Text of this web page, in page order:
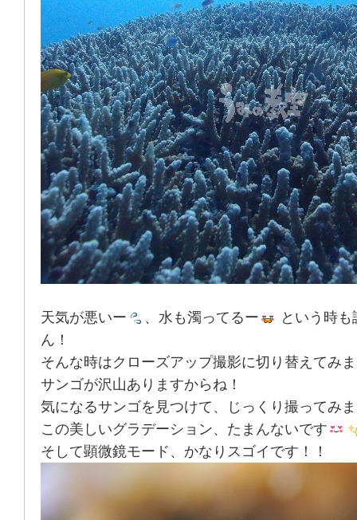
天気が悪いー 、水も濁ってるー
という時
ん！
そんな時はクローズアップ撮影に切り替えてみ
サンゴが沢山ありますからね！
気になるサンゴを見つけて、じっくり撮ってみ
この美しいグラデーション、たまんないです
そして顕微鏡モード、かなりスゴイです！！